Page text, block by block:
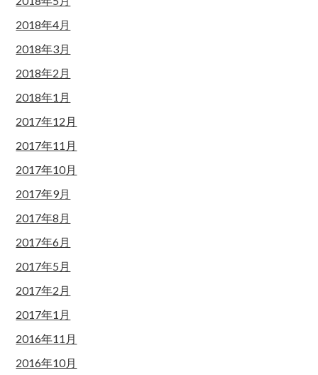
2018年4月
2018年3月
2018年2月
2018年1月
2017年12月
2017年11月
2017年10月
2017年9月
2017年8月
2017年6月
2017年5月
2017年2月
2017年1月
2016年11月
2016年10月